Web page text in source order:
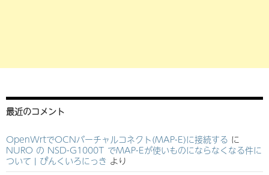
最近のコメント
OpenWrtでOCNバーチャルコネクト(MAP-E)に接続する に
NURO の NSD-G1000T でMAP-Eが使いものにならなくなる件に
ついて | ぴんくいろにっき より